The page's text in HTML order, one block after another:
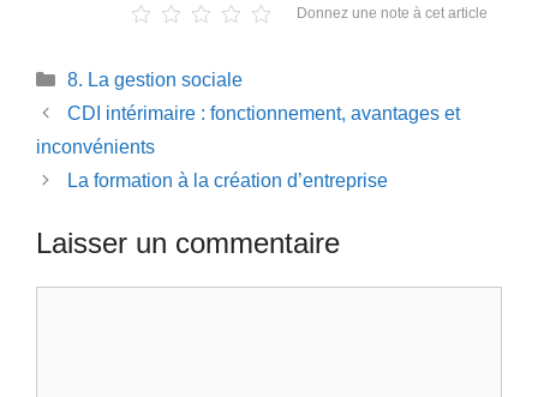
Donnez une note à cet article
Catégories
8. La gestion sociale
CDI intérimaire : fonctionnement, avantages et
inconvénients
La formation à la création d’entreprise
Laisser un commentaire